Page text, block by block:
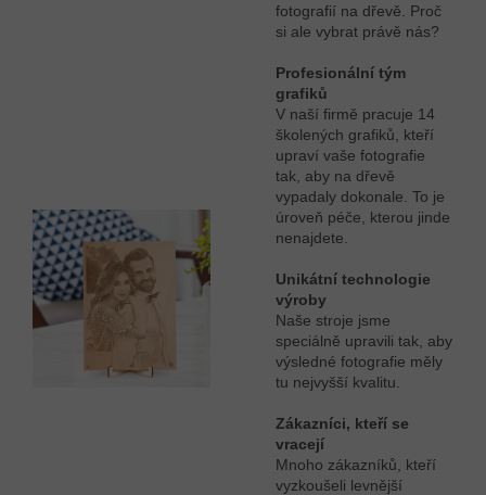
fotografií na dřevě. Proč
si ale vybrat právě nás?
Profesionální tým
grafiků
V naší firmě pracuje 14
školených grafiků, kteří
upraví vaše fotografie
tak, aby na dřevě
vypadaly dokonale. To je
úroveň péče, kterou jinde
nenajdete.
Unikátní technologie
výroby
Naše stroje jsme
speciálně upravili tak, aby
výsledné fotografie měly
tu nejvyšší kvalitu.
Zákazníci, kteří se
vracejí
Mnoho zákazníků, kteří
vyzkoušeli levnější